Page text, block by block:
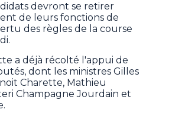
devront se retirer
de leurs fonctions de
des règles de la course
a déjà récolté l'appui de
dont les ministres Gilles
Charette, Mathieu
Champagne Jourdain et